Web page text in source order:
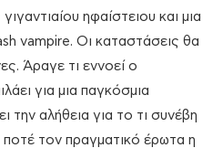
ηφαίστειου και μια
vampire. Οι καταστάσεις θα
Άραγε τι εννοεί ο
για μια παγκόσμια
την αλήθεια για το τι συνέβη
τον πραγματικό έρωτα η